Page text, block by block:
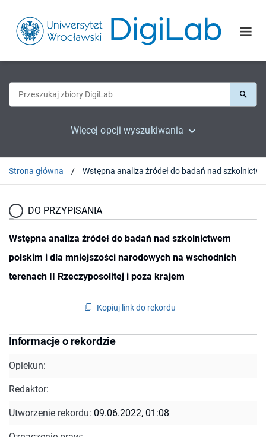
Więcej opcji wyszukiwania
Strona główna
DO PRZYPISANIA
Wstępna analiza żródeł do badań nad szkolnictwem
polskim i dla mniejszości narodowych na wschodnich
terenach II Rzeczyposolitej i poza krajem
Kopiuj link do rekordu
Informacje o rekordzie
Opiekun:
Redaktor:
Utworzenie rekordu: 09.06.2022, 01:08